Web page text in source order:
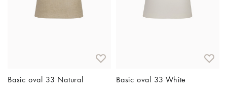
Basic oval 33 Natural Basic oval 33 White